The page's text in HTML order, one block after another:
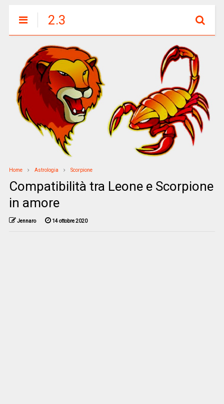
2.3
Home Astrologia Scorpione
Compatibilità tra Leone e Scorpione
in amore
Jennaro 14 ottobre 2020